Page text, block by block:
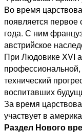
Во время
появляется
года. С ним
австрийское
При Людовике XVI
профессиональной,
технический
воспитавших
За время
участвует в
Раздел Нового